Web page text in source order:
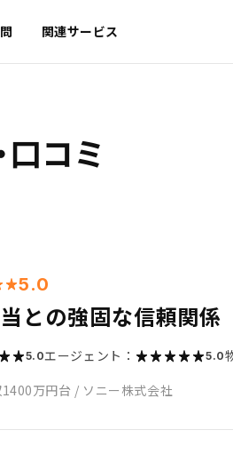
関連サービス
口コミ
5.0
との強固な信頼関係
5.0エージェント： 5.0
万円台 / ソニー株式会社